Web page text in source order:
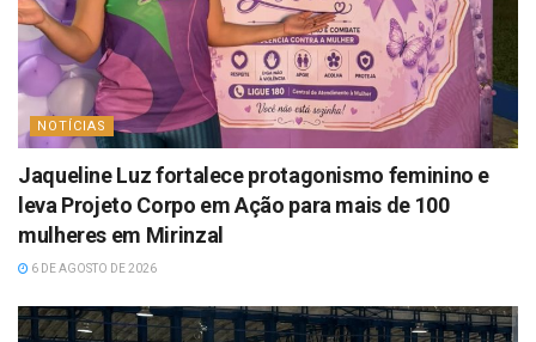
NOTÍCIAS
Jaqueline Luz fortalece protagonismo feminino e
leva Projeto Corpo em Ação para mais de 100
mulheres em Mirinzal
6 DE AGOSTO DE 2026